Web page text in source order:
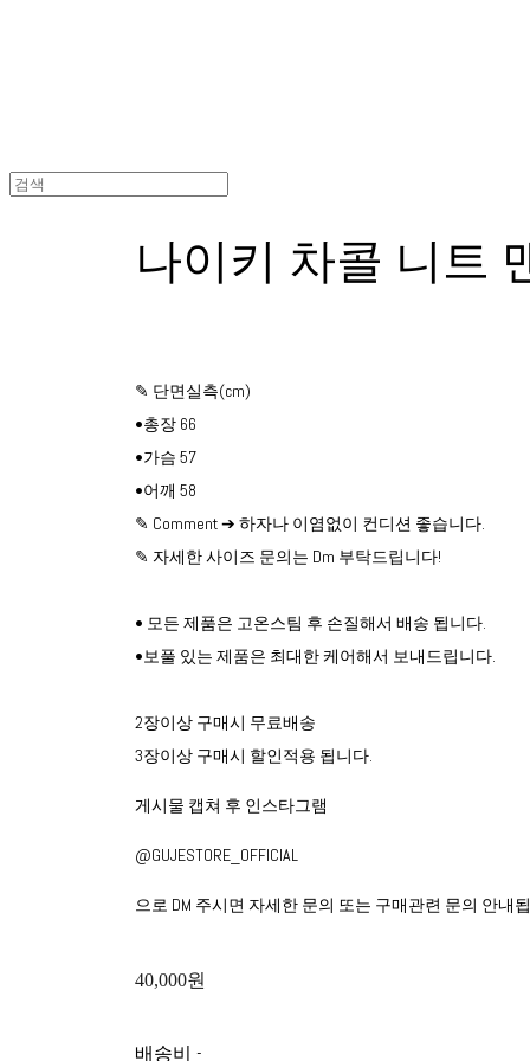
나이키 차콜 니트
✎ 단면실측(cm)
•총장 66
•가슴 57
•어깨 58
✎ Comment ➔ 하자나 이염없이 컨디션 좋습니다.
✎ 자세한 사이즈 문의는 Dm 부탁드립니다!
• 모든 제품은 고온스팀 후 손질해서 배송 됩니다.
•보풀 있는 제품은 최대한 케어해서 보내드립니다.
2장이상 구매시 무료배송
3장이상 구매시 할인적용 됩니다.
게시물 캡쳐 후 인스타그램
@GUJESTORE_OFFICIAL
으로 DM 주시면 자세한 문의 또는 구매관련 문의 안내
40,000원
배송비-